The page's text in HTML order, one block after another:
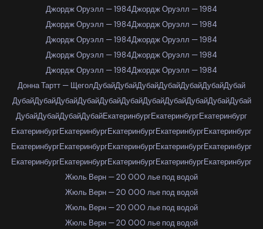
Джордж Оруэлл — 1984Джордж Оруэлл — 1984
Джордж Оруэлл — 1984Джордж Оруэлл — 1984
Джордж Оруэлл — 1984Джордж Оруэлл — 1984
Джордж Оруэлл — 1984Джордж Оруэлл — 1984
Джордж Оруэлл — 1984Джордж Оруэлл — 1984
Донна Тартт — ЩеголДубайДубайДубайДубайДубайДубайДубай
ДубайДубайДубайДубайДубайДубайДубайДубайДубайДубайДубай
ДубайДубайДубайДубайЕкатеринбургЕкатеринбургЕкатеринбург
ЕкатеринбургЕкатеринбургЕкатеринбургЕкатеринбургЕкатеринбург
ЕкатеринбургЕкатеринбургЕкатеринбургЕкатеринбургЕкатеринбург
ЕкатеринбургЕкатеринбургЕкатеринбургЕкатеринбургЕкатеринбург
Жюль Верн — 20 000 лье под водой
Жюль Верн — 20 000 лье под водой
Жюль Верн — 20 000 лье под водой
Жюль Верн — 20 000 лье под водой